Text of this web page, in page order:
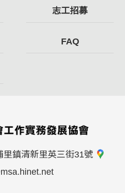
志工招募
FAQ
里鎮清新里英三街31號